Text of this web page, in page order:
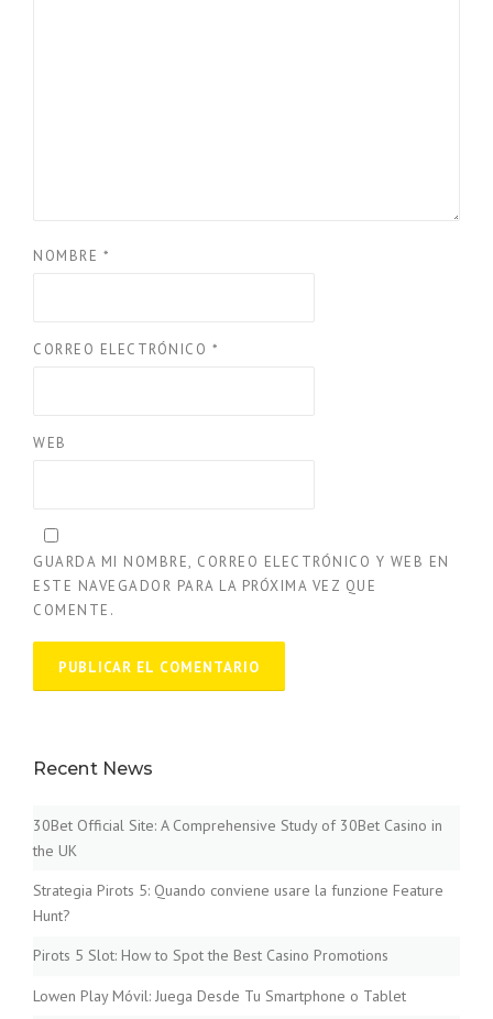
NOMBRE *
CORREO ELECTRÓNICO *
WEB
GUARDA MI NOMBRE, CORREO ELECTRÓNICO Y WEB EN
ESTE NAVEGADOR PARA LA PRÓXIMA VEZ QUE
COMENTE.
Recent News
30Bet Official Site: A Comprehensive Study of 30Bet Casino in
the UK
Strategia Pirots 5: Quando conviene usare la funzione Feature
Hunt?
Pirots 5 Slot: How to Spot the Best Casino Promotions
Lowen Play Móvil: Juega Desde Tu Smartphone o Tablet